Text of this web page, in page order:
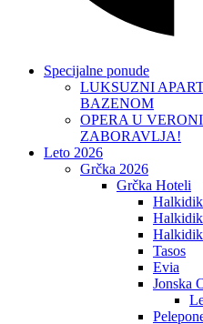
Specijalne ponude
LUKSUZNI
BAZENOM
OPERA U
ZABORAVLJA!
Leto 2026
Grčka 2026
Grčka Hoteli
Tasos
Evia
Jonska